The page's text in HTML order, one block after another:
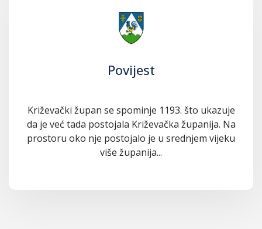
Povijest
Križevački župan se spominje 1193. što ukazuje
da je već tada postojala Križevačka županija. Na
prostoru oko nje postojalo je u srednjem vijeku
više županija...